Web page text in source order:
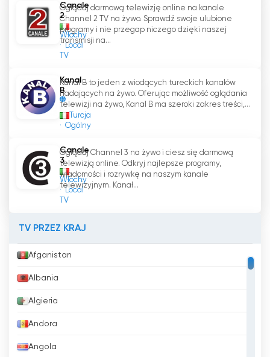
wiadomościami.
Niezależnie od tego, czy interesują Cię
najświeższe wiadomości, wydarzenia sportowe
czy programy specjalne, Canale 2 Marsala ma
to, czego potrzebujesz. Bez względu na to, czy
jesteś w Marsali lub Trapani, czy też
podróżujesz do innej części świata, nadal
będziesz mógł śledzić transmisje tej stacji.
wiadomościami w Marsali i Trapani, nie trać
czasu! Zaloguj się na stronie Channel 2 Marsala
i zacznij oglądać telewizję online za darmo. Nie
będziesz rozczarowany!
Canale 2 TP oglądaj na żywo w
internecie za darmo
Canale
2
Włochy
Local
TV
Oglądaj darmową telewizję online na kanale
Channel 2 TV na żywo. Sprawdź swoje ulubione
programy i nie przegap niczego dzięki naszej
transmisji na...
Kanal
B
Turcja
Ogólny
Kanal B to jeden z wiodących tureckich kanałów
nadających na żywo. Oferując możliwość oglądania
telewizji na żywo, Kanal B ma szeroki zakres treści,...
Canale
3
Włochy
Local
TV
Oglądaj Channel 3 na żywo i ciesz się darmową
telewizją online. Odkryj najlepsze programy,
wiadomości i rozrywkę na naszym kanale
telewizyjnym. Kanał...
TV PRZEZ KRAJ
Afganistan
Albania
Algieria
Andora
Angola